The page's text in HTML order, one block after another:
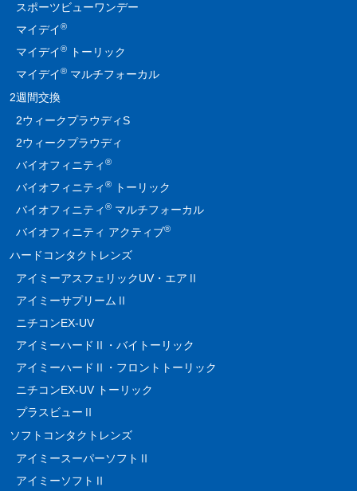
スポーツビューワンデー
マイデイ®
マイデイ®
トーリック
マイデイ® マルチフォーカル
2週間交換
2ウィークプラウディS
2ウィークプラウディ
バイオフィニティ ®
バイオフィニティ ®
トーリック
バイオフィニティ ® マルチフォーカル
バイオフィニティ アクティブ®
ハードコンタクトレンズ
アイミーアスフェリックUV・エアⅡ
アイミーサプリームⅡ
ニチコンEX-UV
アイミーハードⅡ・バイトーリック
アイミーハードⅡ・フロントトーリック
ニチコンEX-UV トーリック
プラスビューⅡ
ソフトコンタクトレンズ
アイミースーパーソフトⅡ
アイミーソフトⅡ